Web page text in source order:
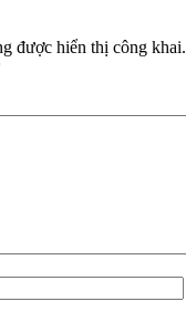
được hiển thị công khai.